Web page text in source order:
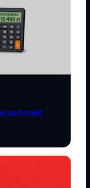
na firmę?